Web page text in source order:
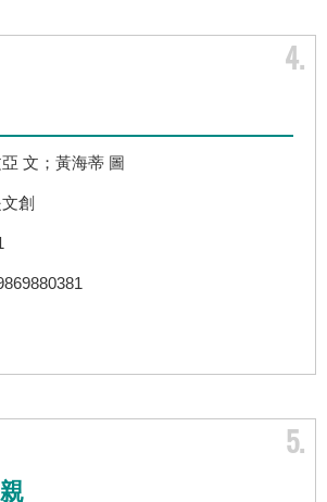
4
文；黃海蒂 圖
創
5